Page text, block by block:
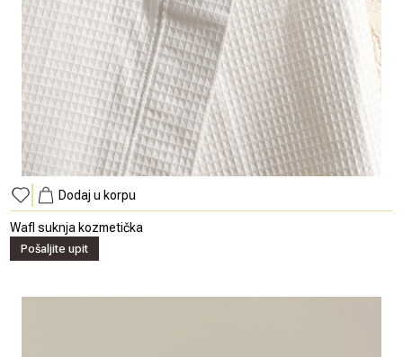
Dodaj u korpu
Wafl suknja kozmetička
Pošaljite upit